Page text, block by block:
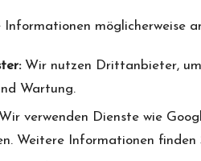
Informationen möglicherweise
Wir nutzen Drittanbieter, um
Wartung.
verwenden Dienste wie
Weitere Informationen